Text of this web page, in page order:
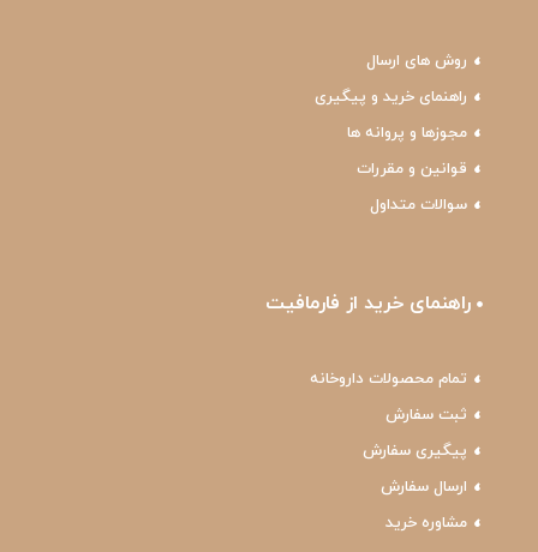
روش های ارسال
راهنمای خرید و پیگیری
مجوزها و پروانه ها
قوانین و مقررات
سوالات متداول
راهنمای خرید از فارمافیت
تمام محصولات داروخانه
ثبت سفارش
پیگیری سفارش
ارسال سفارش
مشاوره خرید